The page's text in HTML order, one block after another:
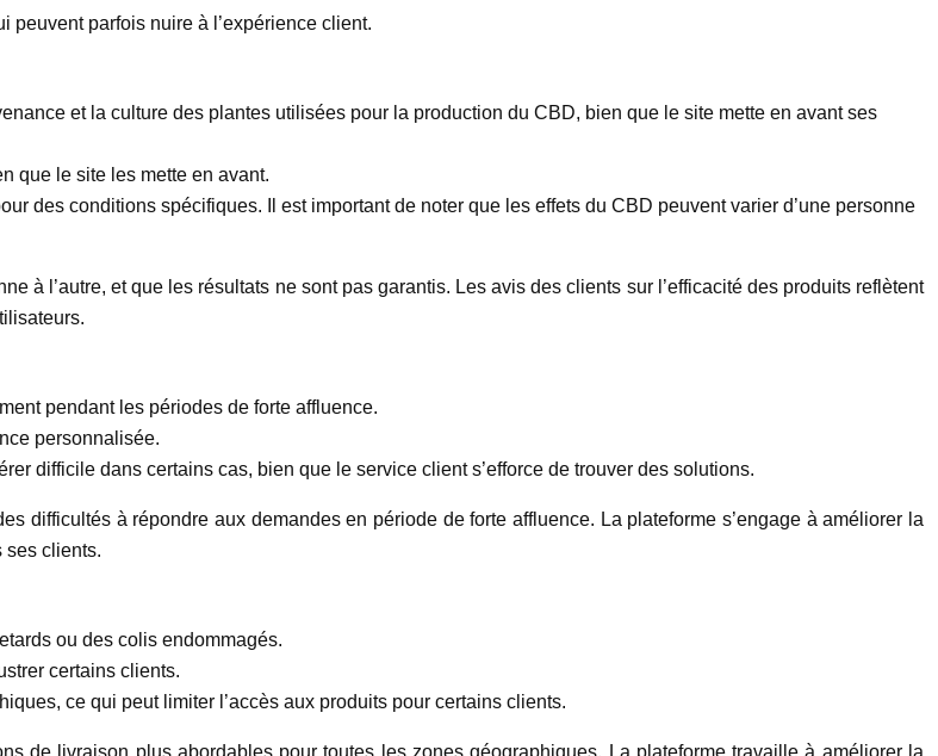
peuvent parfois nuire à l’expérience client.
et la culture des plantes utilisées pour la production du CBD, bien que le site mette en avant ses
que le site les mette en avant.
des conditions spécifiques. Il est important de noter que les effets du CBD peuvent varier d’une personne
à l’autre, et que les résultats ne sont pas garantis. Les avis des clients sur l’efficacité des produits reflètent
pendant les périodes de forte affluence.
personnalisée.
difficile dans certains cas, bien que le service client s’efforce de trouver des solutions.
difficultés à répondre aux demandes en période de forte affluence. La plateforme s’engage à améliorer la
ses clients.
ou des colis endommagés.
certains clients.
ce qui peut limiter l’accès aux produits pour certains clients.
de livraison plus abordables pour toutes les zones géographiques. La plateforme travaille à améliorer la